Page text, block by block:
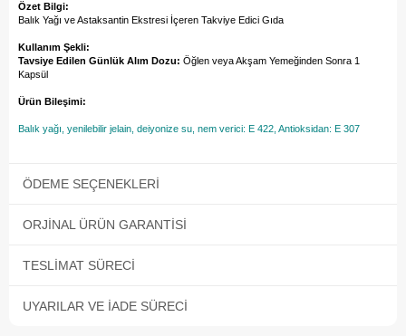
Özet Bilgi:
Balık Yağı ve Astaksantin Ekstresi İçeren Takviye Edici Gıda
Kullanım Şekli:
Tavsiye Edilen Günlük Alım Dozu: Öğlen veya Akşam Yemeğinden Sonra 1
Kapsül
Ürün Bileşimi:
Balık yağı, yenilebilir jelain, deiyonize su, nem verici: E 422, Antioksidan: E 307
ÖDEME SEÇENEKLERI
ORJINAL ÜRÜN GARANTISI
TESLIMAT SÜRECI
UYARILAR VE İADE SÜRECI